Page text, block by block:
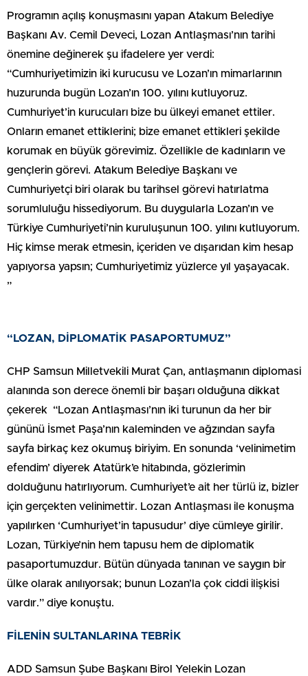
Programın açılış konuşmasını yapan Atakum Belediye
Başkanı Av. Cemil Deveci, Lozan Antlaşması’nın tarihi
önemine değinerek şu ifadelere yer verdi:
“Cumhuriyetimizin iki kurucusu ve Lozan’ın mimarlarının
huzurunda bugün Lozan’ın 100. yılını kutluyoruz.
Cumhuriyet’in kurucuları bize bu ülkeyi emanet ettiler.
Onların emanet ettiklerini; bize emanet ettikleri şekilde
korumak en büyük görevimiz. Özellikle de kadınların ve
gençlerin görevi. Atakum Belediye Başkanı ve
Cumhuriyetçi biri olarak bu tarihsel görevi hatırlatma
sorumluluğu hissediyorum. Bu duygularla Lozan’ın ve
Türkiye Cumhuriyeti’nin kuruluşunun 100. yılını kutluyorum.
Hiç kimse merak etmesin, içeriden ve dışarıdan kim hesap
yapıyorsa yapsın; Cumhuriyetimiz yüzlerce yıl yaşayacak.
”
“LOZAN, DİPLOMATİK PASAPORTUMUZ”
CHP Samsun Milletvekili Murat Çan, antlaşmanın diplomasi
alanında son derece önemli bir başarı olduğuna dikkat
çekerek “Lozan Antlaşması’nın iki turunun da her bir
gününü İsmet Paşa’nın kaleminden ve ağzından sayfa
sayfa birkaç kez okumuş biriyim. En sonunda ‘velinimetim
efendim’ diyerek Atatürk’e hitabında, gözlerimin
dolduğunu hatırlıyorum. Cumhuriyet’e ait her türlü iz, bizler
için gerçekten velinimettir. Lozan Antlaşması ile konuşma
yapılırken ‘Cumhuriyet’in tapusudur’ diye cümleye girilir.
Lozan, Türkiye’nin hem tapusu hem de diplomatik
pasaportumuzdur. Bütün dünyada tanınan ve saygın bir
ülke olarak anılıyorsak; bunun Lozan’la çok ciddi ilişkisi
vardır.” diye konuştu.
FİLENİN SULTANLARINA TEBRİK
ADD Samsun Şube Başkanı Birol Yelekin Lozan